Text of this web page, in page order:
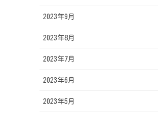
2023年9月
2023年8月
2023年7月
2023年6月
2023年5月